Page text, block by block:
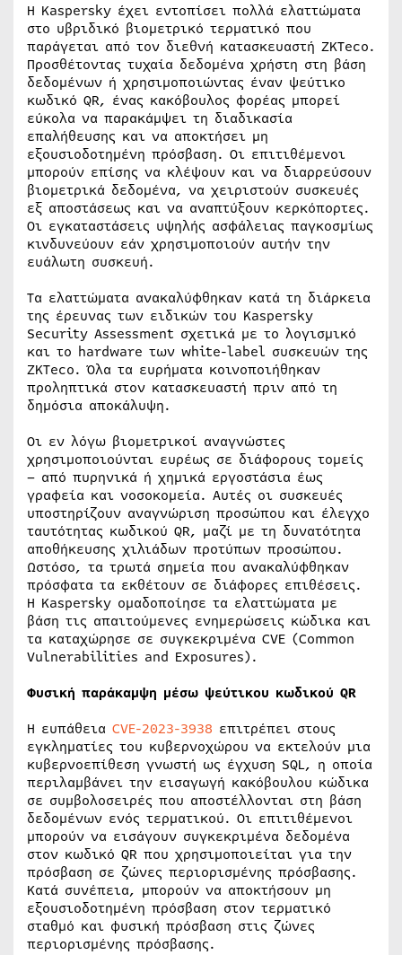
Η Kaspersky έχει εντοπίσει πολλά ελαττώματα
στο υβριδικό βιομετρικό τερματικό που
παράγεται από τον διεθνή κατασκευαστή ZKTeco.
Προσθέτοντας τυχαία δεδομένα χρήστη στη βάση
δεδομένων ή χρησιμοποιώντας έναν ψεύτικο
κωδικό QR, ένας κακόβουλος φορέας μπορεί
εύκολα να παρακάμψει τη διαδικασία
επαλήθευσης και να αποκτήσει μη
εξουσιοδοτημένη πρόσβαση. Οι επιτιθέμενοι
μπορούν επίσης να κλέψουν και να διαρρεύσουν
βιομετρικά δεδομένα, να χειριστούν συσκευές
εξ αποστάσεως και να αναπτύξουν κερκόπορτες.
Οι εγκαταστάσεις υψηλής ασφάλειας παγκοσμίως
κινδυνεύουν εάν χρησιμοποιούν αυτήν την
ευάλωτη συσκευή.
Τα ελαττώματα ανακαλύφθηκαν κατά τη διάρκεια
της έρευνας των ειδικών του Kaspersky
Security Assessment σχετικά με το λογισμικό
και το hardware των white-label συσκευών της
ZKTeco. Όλα τα ευρήματα κοινοποιήθηκαν
προληπτικά στον κατασκευαστή πριν από τη
δημόσια αποκάλυψη.
Οι εν λόγω βιομετρικοί αναγνώστες
χρησιμοποιούνται ευρέως σε διάφορους τομείς
– από πυρηνικά ή χημικά εργοστάσια έως
γραφεία και νοσοκομεία. Αυτές οι συσκευές
υποστηρίζουν αναγνώριση προσώπου και έλεγχο
ταυτότητας κωδικού QR, μαζί με τη δυνατότητα
αποθήκευσης χιλιάδων προτύπων προσώπου.
Ωστόσο, τα τρωτά σημεία που ανακαλύφθηκαν
πρόσφατα τα εκθέτουν σε διάφορες επιθέσεις.
Η Kaspersky ομαδοποίησε τα ελαττώματα με
βάση τις απαιτούμενες ενημερώσεις κώδικα και
τα καταχώρησε σε συγκεκριμένα CVE (Common
Vulnerabilities and Exposures).
Φυσική παράκαμψη μέσω ψεύτικου κωδικού QR
Η ευπάθεια CVE-2023-3938 επιτρέπει στους
εγκληματίες του κυβερνοχώρου να εκτελούν μια
κυβερνοεπίθεση γνωστή ως έγχυση SQL, η οποία
περιλαμβάνει την εισαγωγή κακόβουλου κώδικα
σε συμβολοσειρές που αποστέλλονται στη βάση
δεδομένων ενός τερματικού. Οι επιτιθέμενοι
μπορούν να εισάγουν συγκεκριμένα δεδομένα
στον κωδικό QR που χρησιμοποιείται για την
πρόσβαση σε ζώνες περιορισμένης πρόσβασης.
Κατά συνέπεια, μπορούν να αποκτήσουν μη
εξουσιοδοτημένη πρόσβαση στον τερματικό
σταθμό και φυσική πρόσβαση στις ζώνες
περιορισμένης πρόσβασης.